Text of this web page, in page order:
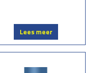
Lees meer